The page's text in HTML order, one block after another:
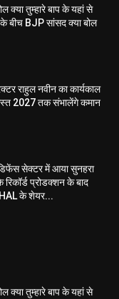
क्या तुम्हारे बाप के यहां से
बीच BJP सांसद क्या बोल
राहुल नवीन का कार्यकाल
2027 तक संभालेंगे कमान
सेक्टर में आया सुनहरा
प्रोडक्शन के बाद
के शेयर...
क्या तुम्हारे बाप के यहां से